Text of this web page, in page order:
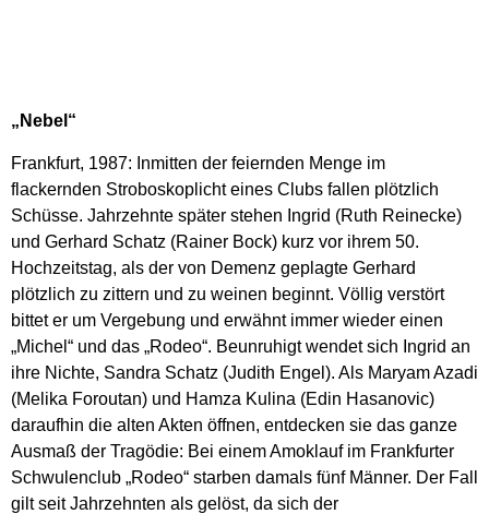
„Nebel“
Frankfurt, 1987: Inmitten der feiernden Menge im
flackernden Stroboskoplicht eines Clubs fallen plötzlich
Schüsse. Jahrzehnte später stehen Ingrid (Ruth Reinecke)
und Gerhard Schatz (Rainer Bock) kurz vor ihrem 50.
Hochzeitstag, als der von Demenz geplagte Gerhard
plötzlich zu zittern und zu weinen beginnt. Völlig verstört
bittet er um Vergebung und erwähnt immer wieder einen
„Michel“ und das „Rodeo“. Beunruhigt wendet sich Ingrid an
ihre Nichte, Sandra Schatz (Judith Engel). Als Maryam Azadi
(Melika Foroutan) und Hamza Kulina (Edin Hasanovic)
daraufhin die alten Akten öffnen, entdecken sie das ganze
Ausmaß der Tragödie: Bei einem Amoklauf im Frankfurter
Schwulenclub „Rodeo“ starben damals fünf Männer. Der Fall
gilt seit Jahrzehnten als gelöst, da sich der